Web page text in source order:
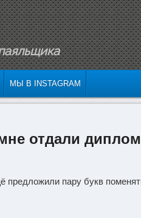
МЫ В INSTAGRAM
отдали диплом
предложили пару букв